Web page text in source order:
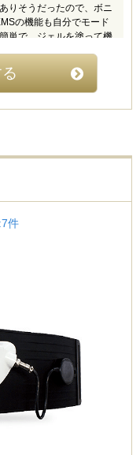
りそうだったので、ボニ
の機能も自分でモード
単で、ジェルを塗って機
ストが3㎝細くなり、効
ックリしています。エス
、自宅でケア出来るのは
な身体が引き締まってき
の腕が細くなってきてい
、RFなど一台で三役こ
た。持ちやすいですね。
のメニューが自宅で出来
てみました。RF、
件